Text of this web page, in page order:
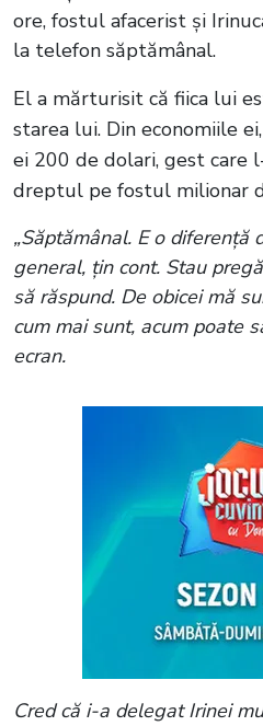
ore, fostul afacerist și
la telefon săptămânal.
El a mărturisit că fiica lui
starea lui. Din economiile
ei 200 de dolari, gest care
dreptul pe fostul milionar
„Săptămânal. E o diferență
general, țin cont. Stau
să răspund. De obicei mă
cum mai sunt, acum poate
ecran.
Cred că i-a delegat Irinei